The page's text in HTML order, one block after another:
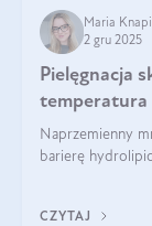
Maria
2 gru 2025
Pielęgnacja
temperatura
Naprzemienny
barierę
CZYTAJ